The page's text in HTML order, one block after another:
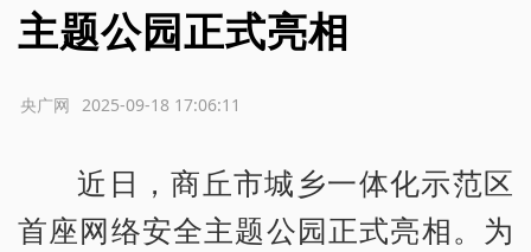
主题公园正式亮相
2025-09-18 17:06:11
央广网
近日，商丘市城乡一体化示范区
首座网络安全主题公园正式亮相。为